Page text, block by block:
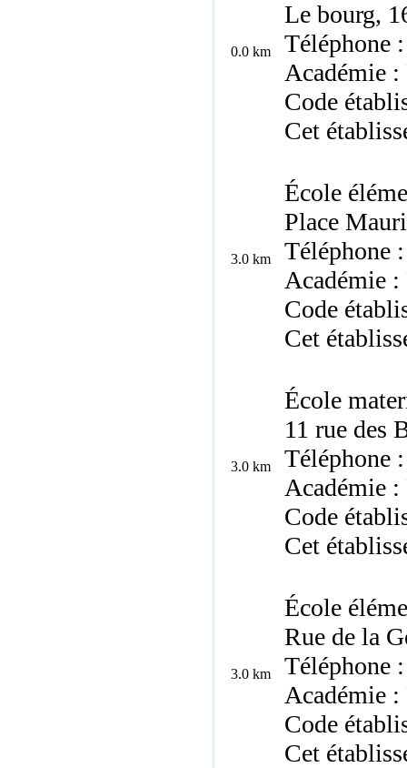
0.0 km
Le bourg,
Téléphone
Académie
Code
Cet
3.0 km
École
Place
Téléphone
Académie
Code
Cet
3.0 km
École
11 rue des
Téléphone
Académie
Code
Cet
3.0 km
École
Rue de la
Téléphone
Académie
Code
Cet